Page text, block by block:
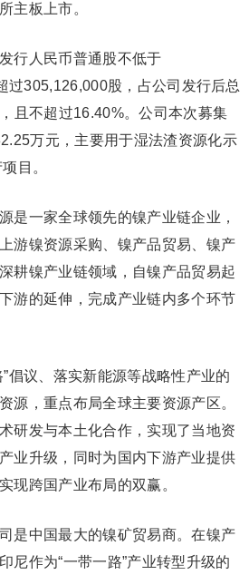
主板上市。
行人民币普通股不低于
过305,126,000股，占公司发行后总
且不超过16.40%。公司本次募集
万元，主要用于湿法渣资源化示
目。
是一家全球领先的镍产业链企业，
游镍资源采购、镍产品贸易、镍产
耕镍产业链领域，自镍产品贸易起
游的延伸，完成产业链内多个环节
倡议、落实新能源等战略性产业的
源，重点布局全球主要资源产区。
研发与本土化合作，实现了当地资
业升级，同时为国内下游产业提供
现跨国产业布局的双赢。
是中国最大的镍矿贸易商。在镍产
尼作为“一带一路”产业转型升级的